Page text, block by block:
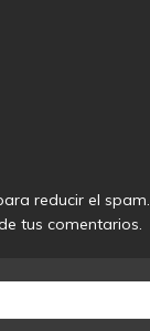
reducir el spam.
tus comentarios.